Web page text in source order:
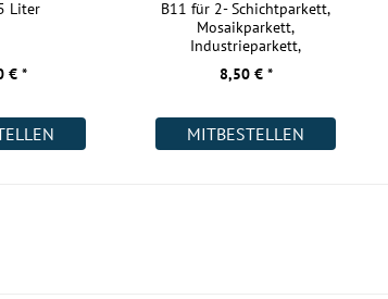
nur so
zu
auch
ist die
Gewerbe (stark
Industrie:
Akklimatisierung:
Liter
€ *
B11 für 2- Schichtparkett,
Mosaikparkett,
Industrieparkett,
Lamparkett
8,50 € *
MITBESTELLEN